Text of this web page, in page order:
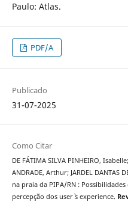
Paulo: Atlas.
PDF/A
Publicado
31-07-2025
Como Citar
DE FÁTIMA SILVA PINHEIRO,
ANDRADE, Arthur; JARDEL DANTAS
na praia da PIPA/RN :
percepção dos user` s experience.